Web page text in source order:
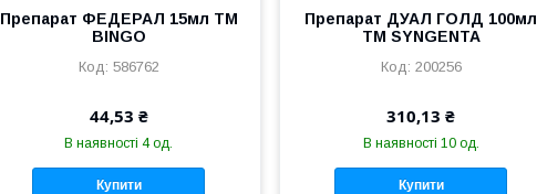
Препарат ФЕДЕРАЛ 15мл ТМ
BINGO
586762
44,53 ₴
В наявності 4 од.
Купити
Препарат ДУАЛ ГОЛД 100мл
ТМ SYNGENTA
200256
310,13 ₴
В наявності 10 од.
Купити